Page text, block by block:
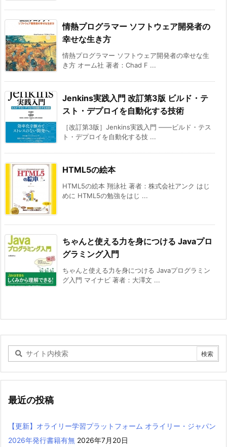
情熱プログラマー ソフトウェア開発者の
幸せな生き方
情熱プログラマー ソフトウェア開発者の幸せな生
き方 オーム社 著者：Chad F ...
Jenkins実践入門 改訂第3版 ビルド・テ
スト・デプロイを自動化する技術
［改訂第3版］Jenkins実践入門 ――ビルド・テス
ト・デプロイを自動化する技 ...
HTML5の絵本
HTML5の絵本 翔泳社 著者：株式会社アンク はじ
めに HTML5の勉強をはじ ...
ちゃんと使える力を身につける Javaプロ
グラミング入門
ちゃんと使える力を身につける Javaプログラミン
グ入門 マイナビ 著者：大澤文 ...
最近の投稿
【更新】オライリー学習プラットフォーム オライリー・ジャパン
2026年発行書籍有無 2026年7月20日